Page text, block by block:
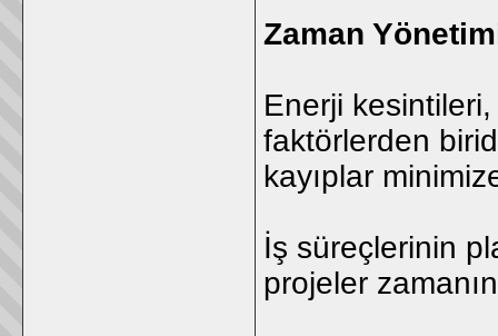
Zaman
Enerji
faktörlerden
kayıplar
İş süreçlerinin
projeler